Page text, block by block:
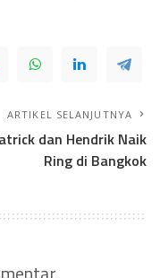
ARTIKEL SELANJUTNYA
dan Hendrik Naik
Ring di Bangkok